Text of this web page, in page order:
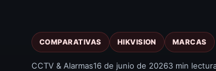
COMPARATIVAS HIKVISION MARCAS
CCTV & Alarmas16 de junio de 20263 min